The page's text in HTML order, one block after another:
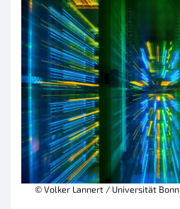
© Volker Lannert / Universität Bonn